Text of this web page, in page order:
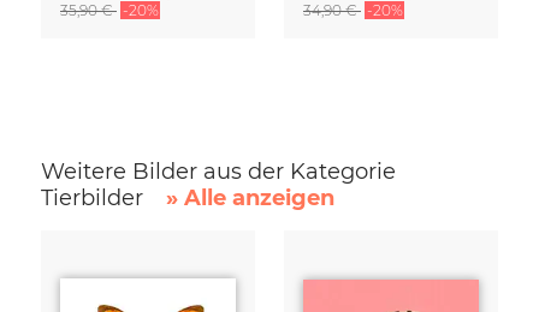
35,90 € -20%
34,90 € -20%
Weitere Bilder aus der Kategorie
Tierbilder
» Alle anzeigen